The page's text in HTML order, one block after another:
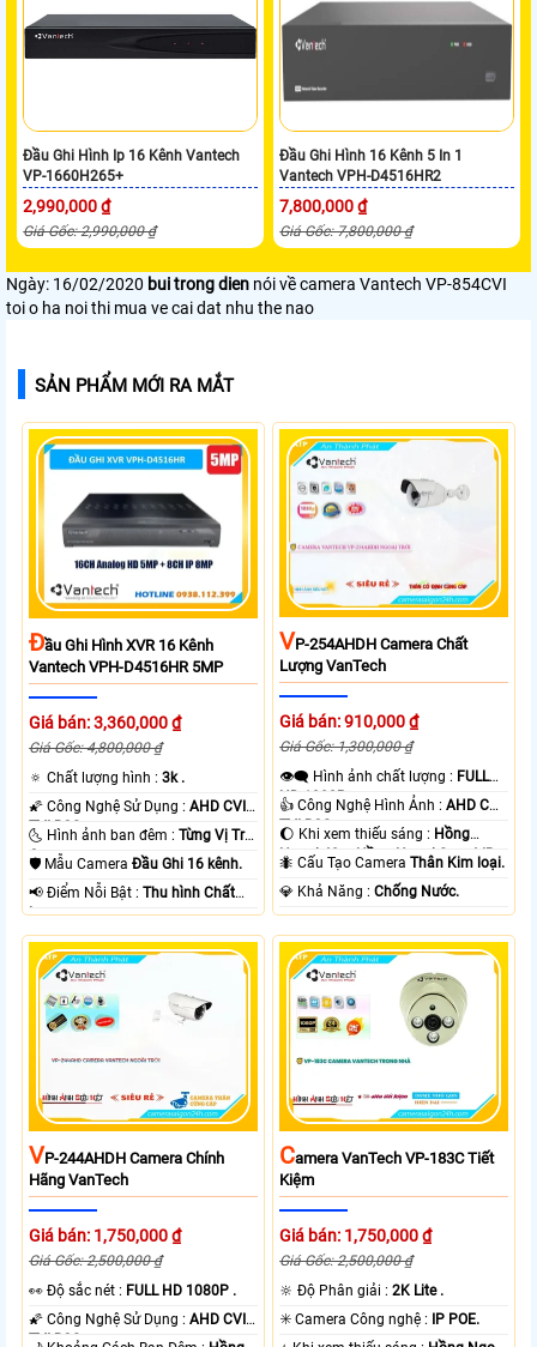
Đầu Ghi Hình Ip 16 Kênh Vantech
VP-1660H265+
2,990,000 ₫
Giá Gốc: 2,990,000 ₫
Đầu Ghi Hình 16 Kênh 5 In 1
Vantech VPH-D4516HR2
7,800,000 ₫
Giá Gốc: 7,800,000 ₫
Ngày: 16/02/2020 bui trong dien nói về camera Vantech VP-854CVI
toi o ha noi thi mua ve cai dat nhu the nao
SẢN PHẨM MỚI RA MẮT
ĐẦu Ghi Hình XVR 16 Kênh
Vantech VPH-D4516HR 5MP
Giá bán: 3,360,000 ₫
Giá Gốc: 4,800,000 ₫
🔅 Chất lượng hình :3k .
🌠 Công Nghệ Sử Dụng :AHD CVI
TVI BCS.
🌜 Hình ảnh ban đêm :Từng Vị Trí
Camera .
🛡 Mẫu CameraĐầu Ghi 16 kênh.
️📢 Điểm Nỗi Bật :Thu hình Chất
Lượng.
VP-254AHDH Camera Chất
Lượng VanTech
Giá bán: 910,000 ₫
Giá Gốc: 1,300,000 ₫
👁️‍🗨 Hình ảnh chất lượng : FULL
HD 1080P .
👍 Công Nghệ Hình Ảnh :AHD CVI
TVI BCS.
🌔 Khi xem thiếu sáng : Hồng
Ngoại 40m Hồng Ngoại Smart IR.
🐜 Cấu Tạo CameraThân Kim loại.
️💎 Khả Năng :Chống Nước.
VP-244AHDH Camera Chính
Hãng VanTech
Giá bán: 1,750,000 ₫
Giá Gốc: 2,500,000 ₫
️👀 Độ sắc nét : FULL HD 1080P .
🌠 Công Nghệ Sử Dụng :AHD CVI
TVI BCS.
CAmera VanTech VP-183C Tiết
Kiệm
Giá bán: 1,750,000 ₫
Giá Gốc: 2,500,000 ₫
🔆 Độ Phân giải :2K Lite .
✳️ Camera Công nghệ :
IP POE.